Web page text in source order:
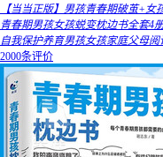
【当当正版】男孩青春期破茧+
青春期男孩女孩蜕变枕边书全套4
自我保护养育男孩女孩家庭父母阅
2000条评价